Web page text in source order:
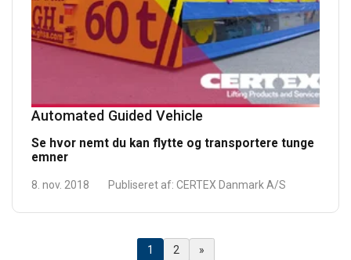
Automated Guided Vehicle
Se hvor nemt du kan flytte og transportere tunge
emner
8. nov. 2018 Publiseret af: CERTEX Danmark A/S
1 (Nuværende)
2 »